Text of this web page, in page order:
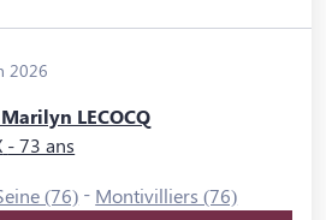
2026
LECOCQ
- 73 ans
(76) - Montivilliers (76)